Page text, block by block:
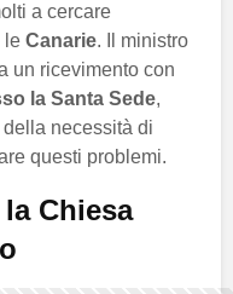
a cercare
le Canarie. Il ministro
un ricevimento con
la Santa Sede,
necessità di
questi problemi.
Chiesa